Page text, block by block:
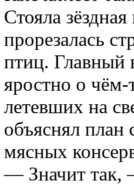
Стояла
прорезалась
птиц. Главный
яростно о чём-
летевших на
объяснял план
мясных
— Значит так,